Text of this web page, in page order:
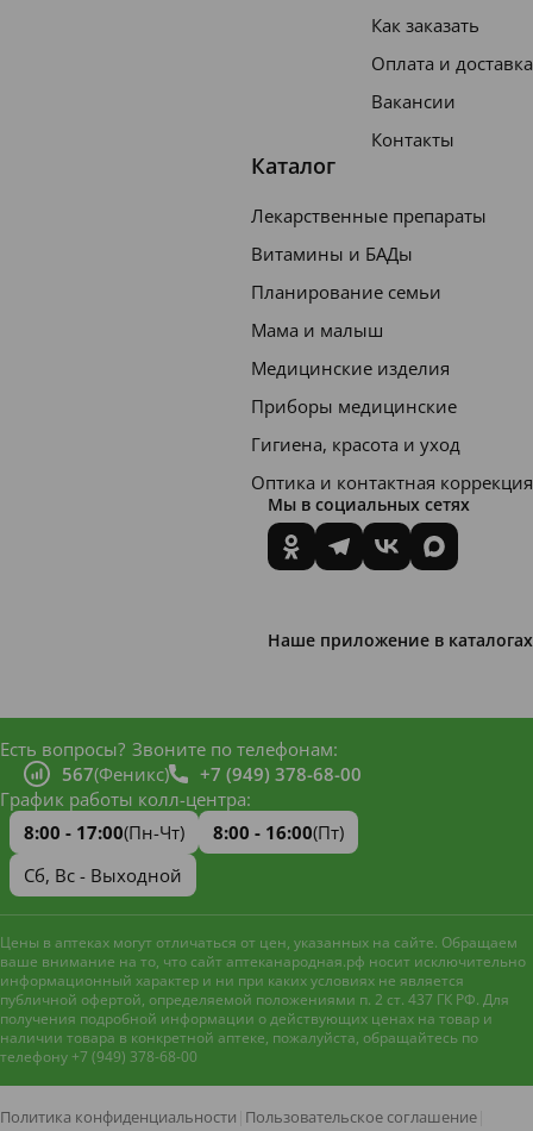
Как заказать
Оплата и доставка
Вакансии
Контакты
Каталог
Лекарственные препараты
Витамины и БАДы
Планирование семьи
Мама и малыш
Медицинские изделия
Приборы медицинские
Гигиена, красота и уход
Оптика и контактная коррекция
Мы в социальных сетях
Наше приложение в каталогах
Есть вопросы? Звоните по телефонам:
567(Феникс)
+7 (949) 378-68-00
График работы колл-центра:
8:00 - 17:00(Пн-Чт) 8:00 - 16:00(Пт)
Сб, Вс - Выходной
Цены в аптеках могут отличаться от цен, указанных на сайте. Обращаем
ваше внимание на то, что сайт аптеканародная.рф носит исключительно
информационный характер и ни при каких условиях не является
публичной офертой, определяемой положениями п. 2 ст. 437 ГК РФ. Для
получения подробной информации о действующих ценах на товар и
наличии товара в конкретной аптеке, пожалуйста, обращайтесь по
телефону +7 (949) 378-68-00
Политика конфиденциальности Пользовательское соглашение
Наш сайт использует файлы
улучшения работы и анализа